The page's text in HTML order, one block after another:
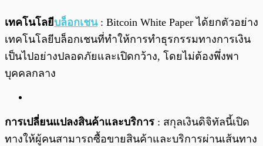
เทคโนโลยีบล็อกเชน : Bitcoin White Paper ได้ยกตัวอย่าง
เทคโนโลยีบล็อกเชนที่ทำให้การทำธุรกรรมทางการเงิน
เป็นไปอย่างปลอดภัยและเปิดกว้าง, โดยไม่ต้องพึ่งพา
บุคคลกลาง
การเปลี่ยนแปลงสินค้าและบริการ : สกุลเงินดิจิทัลนี้เปิด
ทางให้ผู้คนสามารถซื้อขายสินค้าและบริการผ่านเส้นทาง